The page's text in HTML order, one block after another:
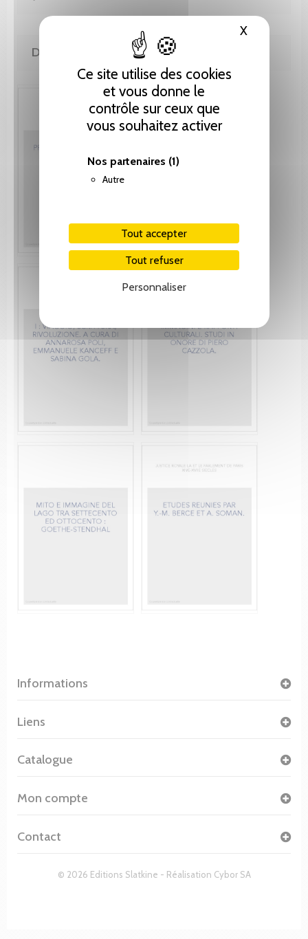
Ce site utilise des cookies
et vous donne le
contrôle sur ceux que
vous souhaitez activer
Nos partenaires (1)
Autre
Tout accepter
Tout refuser
Personnaliser
XMasquer
DE LA MÊME COLLECTION
Informations
© 2026 Editions Slatkine - Réalisation Cybor SA
Liens
Catalogue
Mon compte
Contact